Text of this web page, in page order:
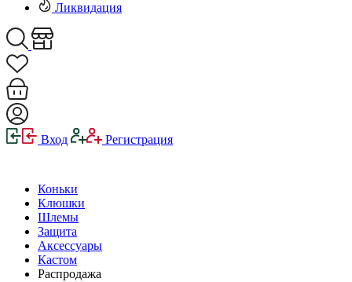
Ликвидация
Вход Регистрация
Коньки
Клюшки
Шлемы
Защита
Аксессуары
Кастом
Распродажа